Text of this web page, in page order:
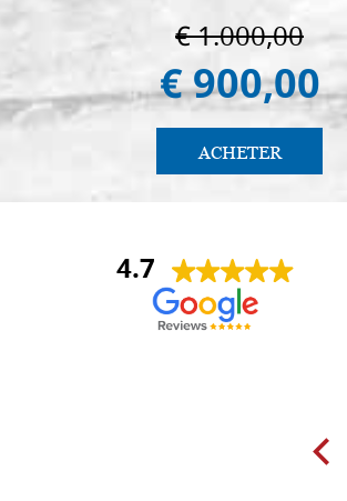
€ 1.000,00
€ 900,00
ACHETER
4.7
Daniel Vandewalle